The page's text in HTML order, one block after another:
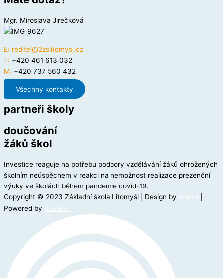
Mgr. Miroslava Jirečková
E: reditel@2zslitomysl.cz
T: +420 461 613 032
M: +420 737 560 432
Všechny kontakty
partneři školy
doučování
žáků škol
Investice reaguje na potřebu podpory vzdělávání žáků ohrožených
školním neúspěchem v reakci na nemožnost realizace prezenční
výuky ve školách během pandemie covid-19.
Copyright © 2023 Základní škola Litomyšl | Design by Objevil
Powered by Kupodivu